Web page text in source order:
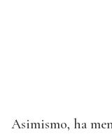
Asimismo, ha